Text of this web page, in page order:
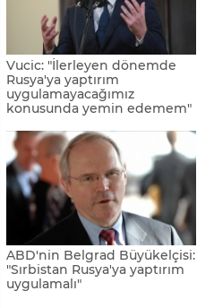
Vucic: "İlerleyen dönemde
Rusya'ya yaptırım
uygulamayacağımız
konusunda yemin edemem"
ABD'nin Belgrad Büyükelçisi:
"Sırbistan Rusya'ya yaptırım
uygulamalı"